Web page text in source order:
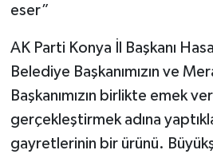
eser”
AK Parti Konya İl Başkanı
Belediye Başkanımızın ve
Başkanımızın birlikte emek
gerçekleştirmek adına
gayretlerinin bir ürünü.